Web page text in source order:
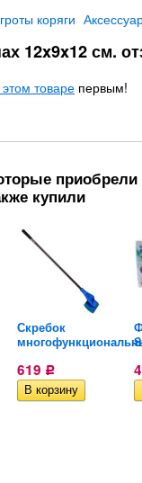
коряги
12x9x12 см.
товаре первым!
купили
Скребок
619 Р